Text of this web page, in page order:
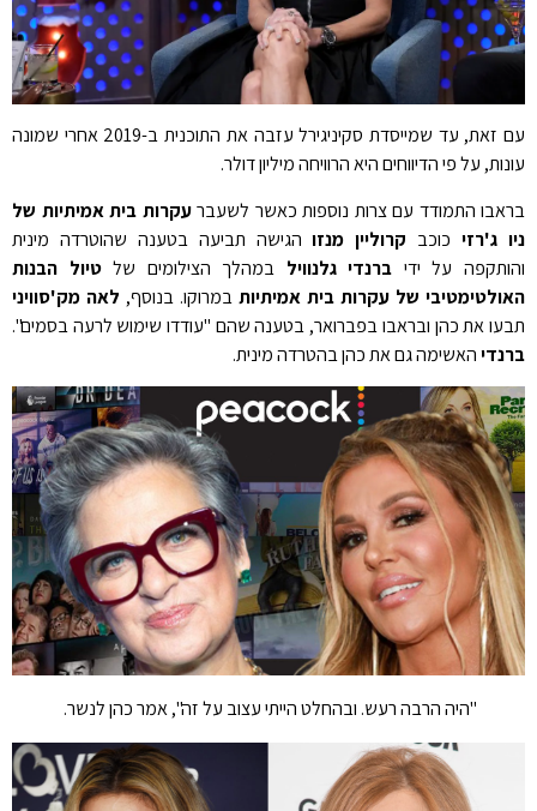
עם זאת, עד שמייסדת סקיניגירל עזבה את התוכנית ב-2019 אחרי שמונה
עונות, על פי הדיווחים היא הרוויחה מיליון דולר.
בראבו התמודד עם צרות נוספות כאשר לשעברעקרות בית אמיתיות של
ניו ג'רזי כוכב קרוליין מנזוהגישה תביעה בטענה שהוטרדה מינית
והותקפה על ידי ברנדי גלנוויל במהלך הצילומים שלטיול הבנות
האולטימטיבי של עקרות בית אמיתיות במרוקו. בנוסף, לאה מק'סוויני
תבעו את כהן ובראבו בפברואר, בטענה שהם "עודדו שימוש לרעה בסמים".
ברנדיהאשימה גם את כהן בהטרדה מינית.
"היה הרבה רעש. ובהחלט הייתי עצוב על זה", אמר כהן לנשר.